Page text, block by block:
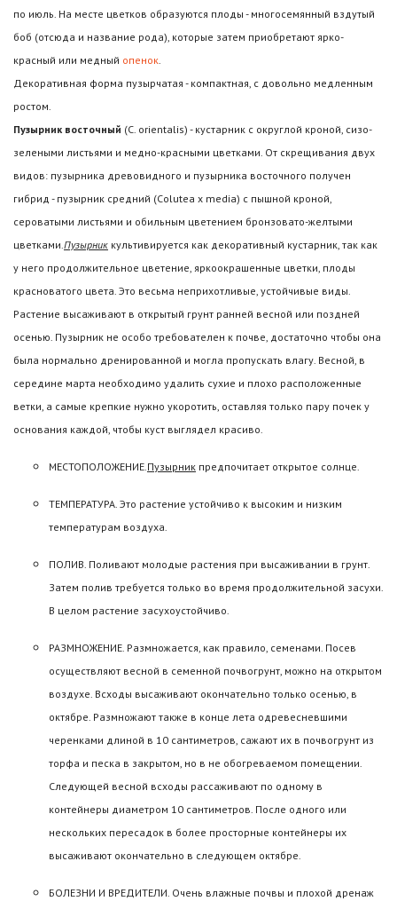
по июль. На месте цветков образуются плоды - многосемянный вздутый
боб (отсюда и название рода), которые затем приобретают ярко-
красный или медный опенок
Декоративная форма пузырчатая - компактная, с довольно медленным
ростом.
Пузырник восточный (С. orientalis) - кустарник с округлой кроной, сизо-
зелеными листьями и медно-красными цветками. От скрещивания двух
видов: пузырника древовидного и пузырника восточного получен
гибрид - пузырник средний (Colutea х media) с пышной кроной,
сероватыми листьями и обильным цветением бронзовато-желтыми
цветками. Пузырник культивируется как декоративный кустарник, так как
у него продолжительное цветение, яркоокрашенные цветки, плоды
красноватого цвета. Это весьма неприхотливые, устойчивые виды.
Растение высаживают в открытый грунт ранней весной или поздней
осенью. Пузырник не особо требователен к почве, достаточно чтобы она
была нормально дренированной и могла пропускать влагу. Весной, в
середине марта необходимо удалить сухие и плохо расположенные
ветки, а самые крепкие нужно укоротить, оставляя только пару почек у
основания каждой, чтобы куст выглядел красиво.
МЕСТОПОЛОЖЕНИЕ. Пузырник предпочитает открытое солнце.
ТЕМПЕРАТУРА. Это растение устойчиво к высоким и низким
температурам воздуха.
ПОЛИВ. Поливают молодые растения при высаживании в грунт.
Затем полив требуется только во время продолжительной засухи.
В целом растение засухоустойчиво.
РАЗМНОЖЕНИЕ. Размножается, как правило, семенами. Посев
осуществляют весной в семенной почвогрунт, можно на открытом
воздухе. Всходы высаживают окончательно только осенью, в
октябре. Размножают также в конце лета одревесневшими
черенками длиной в 10 сантиметров, сажают их в почвогрунт из
торфа и песка в закрытом, но в не обогреваемом помещении.
Следующей весной всходы рассаживают по одному в
контейнеры диаметром 10 сантиметров. После одного или
нескольких пересадок в более просторные контейнеры их
высаживают окончательно в следующем октябре.
БОЛЕЗНИ И ВРЕДИТЕЛИ. Очень влажные почвы и плохой дренаж